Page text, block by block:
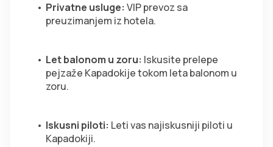
Privatne usluge: VIP prevoz sa
preuzimanjem iz hotela.
Let balonom u zoru: Iskusite prelepe
pejzaže Kapadokije tokom leta balonom u
zoru.
Iskusni piloti: Leti vas najiskusniji piloti u
Kapadokiji.